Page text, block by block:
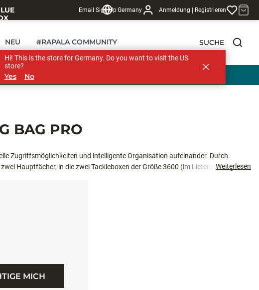
Email Sign UpGermany Anmeldung | Registrieren
NEU #RAPALA COMMUNITY SUCHE
BAG PRO
Zugriffsmöglichkeiten und intelligente Organisation aufeinander. Durch
Hauptfächer, in die zwei Tackleboxen der Größe 3600 (im LieferumfangWeiterlesen
MICH
Hi! This is the store for Germany. Do you want to visit the US
store?
Yes No